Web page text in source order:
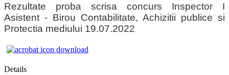
Rezultate proba scrisa concurs Inspector I
Asistent - Birou Contabilitate, Achizitii publice si
Protectia mediului 19.07.2022
Details